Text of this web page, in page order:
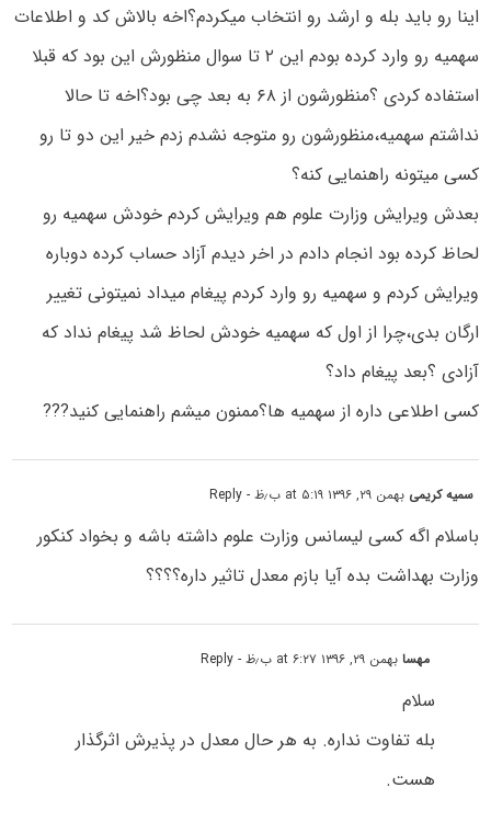
اینا رو باید بله و ارشد رو انتخاب میکردم؟اخه بالاش کد و اطلاعات
سهمیه رو وارد کرده بودم این ۲ تا سوال منظورش این بود که قبلا
استفاده کردی ؟منظورشون از ۶۸ به بعد چی بود؟اخه تا حالا
نداشتم سهمیه،منظورشون رو متوجه نشدم زدم خیر این دو تا رو
کسی میتونه راهنمایی کنه؟
بعدش ویرایش وزارت علوم هم ویرایش کردم خودش سهمیه رو
لحاظ کرده بود انجام دادم در اخر دیدم آزاد حساب کرده دوباره
ویرایش کردم و سهمیه رو وارد کردم پیغام میداد نمیتونی تغییر
ارگان بدی،چرا از اول که سهمیه خودش لحاظ شد پیغام نداد که
آزادی ؟بعد پیغام داد؟
کسی اطلاعی داره از سهمیه ها؟ممنون میشم راهنمایی کنید???
سمیه کریمی بهمن ۲۹, ۱۳۹۶ at ۵:۱۹ ب٫ظ - Reply
باسلام اگه کسی لیسانس وزارت علوم داشته باشه و بخواد کنکور
وزارت بهداشت بده آیا بازم معدل تاثیر داره؟؟؟؟
مهسابهمن ۲۹, ۱۳۹۶ at ۶:۲۷ ب٫ظ - Reply
سلام
بله تفاوت نداره. به هر حال معدل در پذیرش اثرگذار
هست.